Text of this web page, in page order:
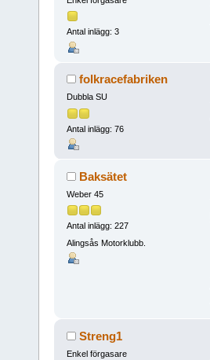
Antal inlägg: 3
folkracefabriken
Dubbla SU
Antal inlägg: 76
Baksätet
Weber 45
Antal inlägg: 227
Alingsås Motorklubb.
Streng1
Enkel förgasare